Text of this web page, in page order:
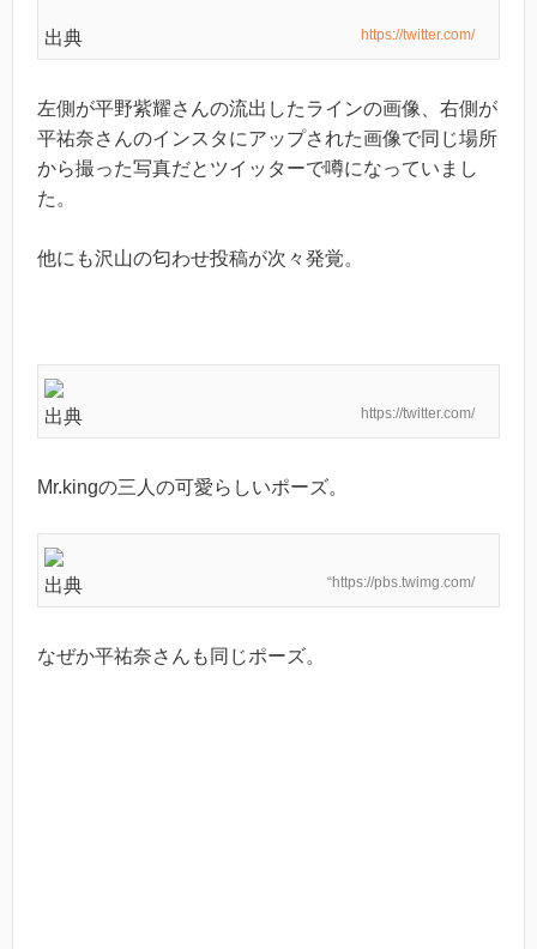
出典 https://twitter.com/
左側が平野紫耀さんの流出したラインの画像、右側が
平祐奈さんのインスタにアップされた画像で同じ場所
から撮った写真だとツイッターで噂になっていまし
た。
他にも沢山の匂わせ投稿が次々発覚。
出典 https://twitter.com/
Mr.kingの三人の可愛らしいポーズ。
出典 “https://pbs.twimg.com/
なぜか平祐奈さんも同じポーズ。